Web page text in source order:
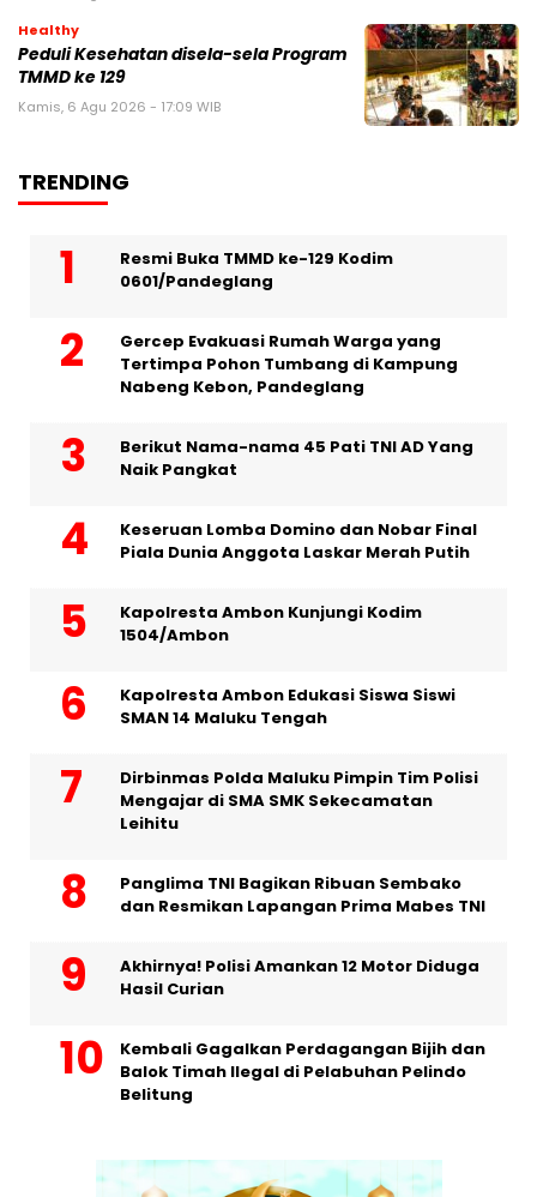
Healthy
Peduli Kesehatan disela-sela Program
TMMD ke 129
Kamis, 6 Agu 2026 - 17:09 WIB
TRENDING
Resmi Buka TMMD ke-129 Kodim
0601/Pandeglang
Gercep Evakuasi Rumah Warga yang
Tertimpa Pohon Tumbang di Kampung
Nabeng Kebon, Pandeglang
Berikut Nama-nama 45 Pati TNI AD Yang
Naik Pangkat
Keseruan Lomba Domino dan Nobar Final
Piala Dunia Anggota Laskar Merah Putih
Kapolresta Ambon Kunjungi Kodim
1504/Ambon
Kapolresta Ambon Edukasi Siswa Siswi
SMAN 14 Maluku Tengah
Dirbinmas Polda Maluku Pimpin Tim Polisi
Mengajar di SMA SMK Sekecamatan
Leihitu
Panglima TNI Bagikan Ribuan Sembako
dan Resmikan Lapangan Prima Mabes TNI
Akhirnya! Polisi Amankan 12 Motor Diduga
Hasil Curian
Kembali Gagalkan Perdagangan Bijih dan
Balok Timah Ilegal di Pelabuhan Pelindo
Belitung